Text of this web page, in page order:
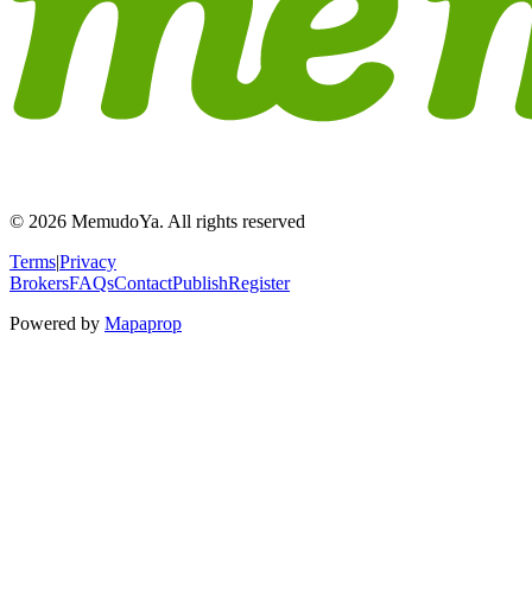
© 2026 MemudoYa. All rights reserved
Terms|Privacy
BrokersFAQsContactPublishRegister
Powered by Mapaprop